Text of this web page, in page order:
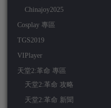
Chinajoy2025
Cosplay 專區
TGS2019
VIPlayer
天堂2:革命 專區
天堂2:革命 攻略
天堂2:革命 新聞